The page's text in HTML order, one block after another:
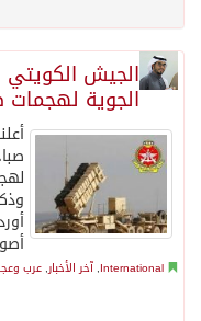
الجيش
الجوية
International
, آخر الأخبار, عرب